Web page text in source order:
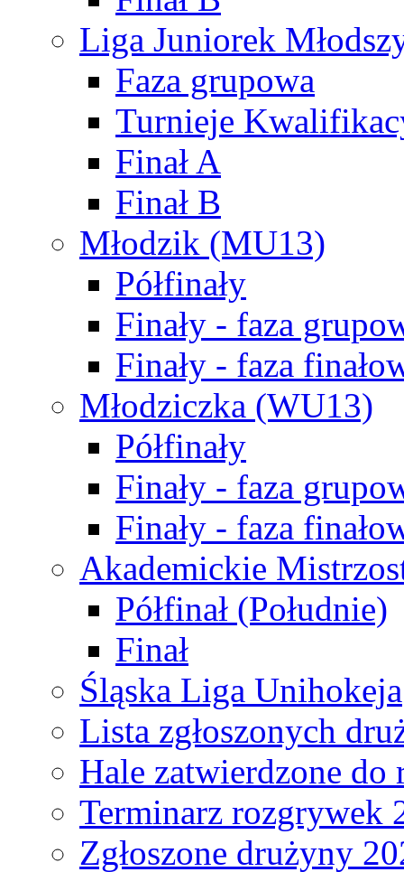
Liga Juniorek
Faza grupowa
Turnieje
Finał A
Finał B
Młodzik (MU13)
Półfinały
Finały - faza
Finały - faza
Młodziczka (WU13)
Półfinały
Finały - faza
Finały - faza
Akademickie
Półfinał (Południe)
Finał
Śląska Liga Unihokeja
Lista zgłoszonych
Hale zatwierdzone do
Terminarz rozgrywek
Zgłoszone drużyny